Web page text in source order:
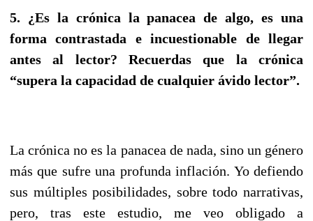
5. ¿Es la crónica la panacea de algo, es una
forma contrastada e incuestionable de llegar
antes al lector? Recuerdas que la crónica
“supera la capacidad de cualquier ávido lector”.
La crónica no es la panacea de nada, sino un género
más que sufre una profunda inflación. Yo defiendo
sus múltiples posibilidades, sobre todo narrativas,
pero, tras este estudio, me veo obligado a